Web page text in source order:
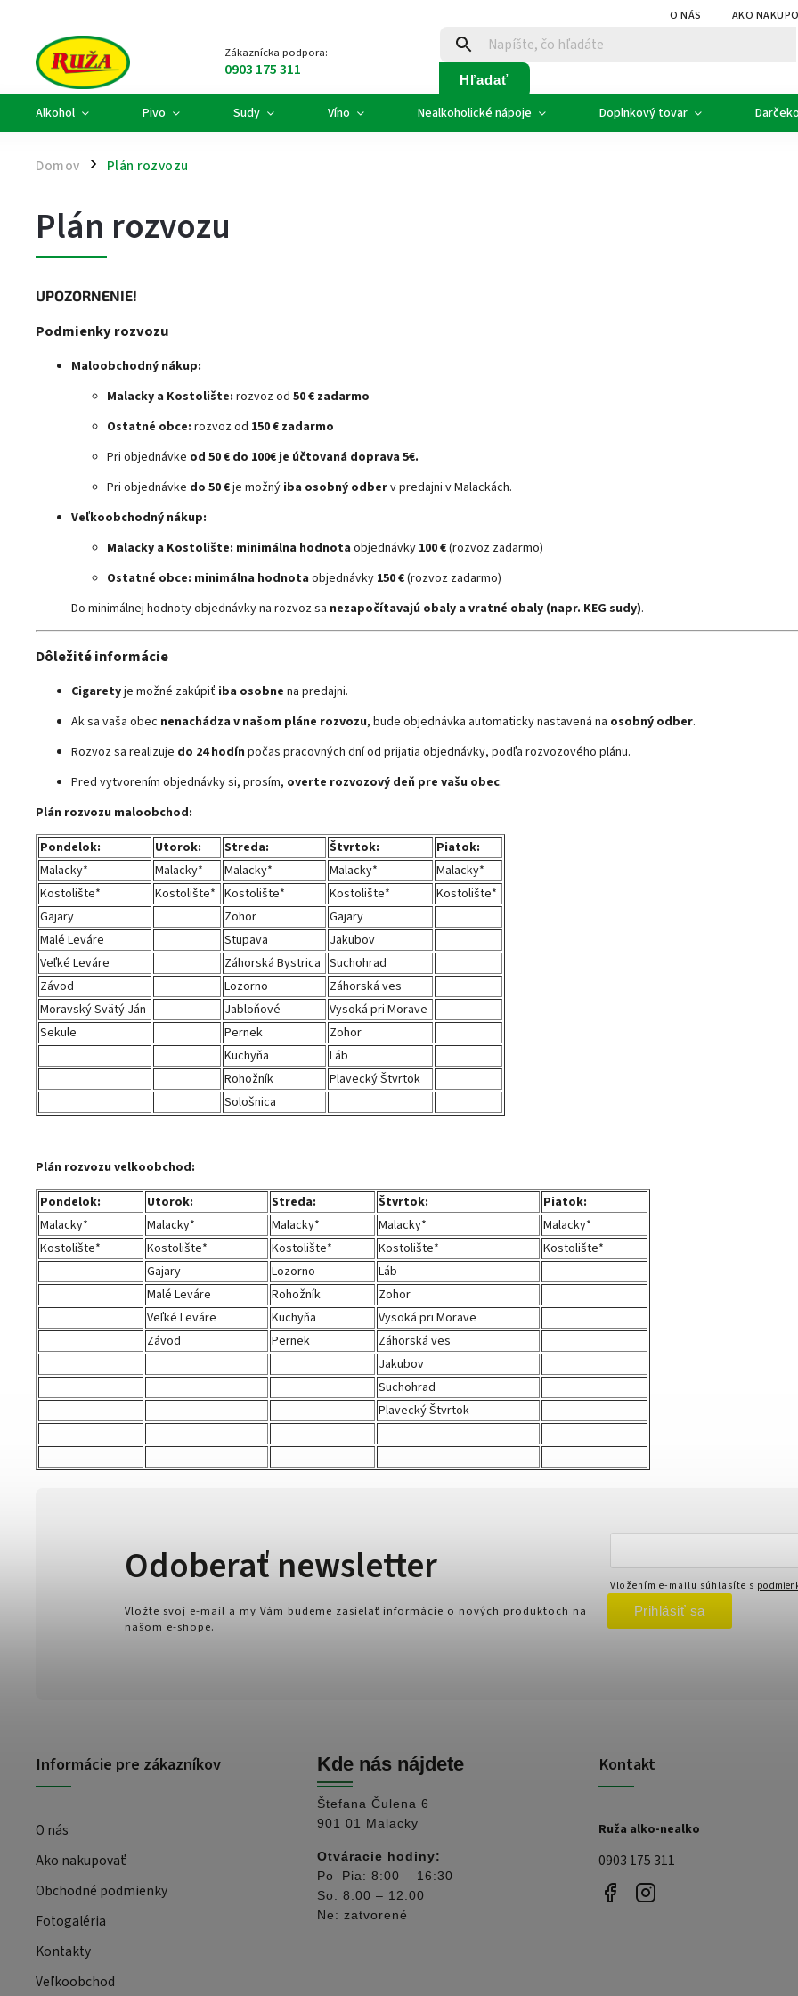
O NÁS AKO
Zákaznícka podpora:
0903 175 311 Hľadať
Alkohol Pivo Sudy Víno Nealkoholické nápoje Doplnkový tovar
Domov / Plán rozvozu
Plán rozvozu
UPOZORNENIE!
Podmienky rozvozu
Maloobchodný nákup:
Malacky a Kostolište: rozvoz od 50 € zadarmo
Ostatné obce: rozvoz od 150 € zadarmo
Pri objednávke od 50 € do 100€ je účtovaná doprava 5€.
Pri objednávke do 50 €je možný iba osobný odberv predajni v Malackách.
Veľkoobchodný nákup:
Malacky a Kostolište: minimálna hodnota objednávky 100 €(rozvoz zadarmo)
Ostatné obce: minimálna hodnota objednávky 150 €(rozvoz zadarmo)
Do minimálnej hodnoty objednávky na rozvoz sa nezapočítavajú obaly a vratné obaly (napr. KEG sudy).
Dôležité informácie
Cigaretyje možné zakúpiť iba osobne na predajni.
Ak sa vaša obec nenachádza v našom pláne rozvozu, bude objednávka automaticky nastavená na osobný odber.
Rozvoz sa realizuje do 24 hodín počas pracovných dní od prijatia objednávky, podľa rozvozového plánu.
Pred vytvorením objednávky si, prosím, overte rozvozový deň pre vašu obec.
Plán rozvozu maloobchod:
Pondelok:
Utorok: Streda: Štvrtok:
Piatok:
Malacky*
Malacky* Malacky* Malacky*
Malacky*
Kostolište*
Kostolište* Kostolište* Kostolište*
Kostolište*
Gajary
Zohor
Gajary
Malé Leváre
Stupava
Jakubov
Veľké Leváre
Záhorská Bystrica Suchohrad
Závod
Lozorno
Záhorská ves
Moravský Svätý Ján
Jabloňové
Vysoká pri Morave
Sekule
Pernek
Zohor
Kuchyňa
Láb
Rohožník
Plavecký Štvrtok
Sološnica
Plán rozvozu velkoobchod:
Pondelok:
Utorok: Streda: Štvrtok:
Piatok:
Malacky*
Malacky* Malacky* Malacky*
Malacky*
Kostolište*
Kostolište* Kostolište* Kostolište*
Kostolište*
Gajary
Lozorno
Láb
Malé Leváre
Rohožník
Zohor
Veľké Leváre
Kuchyňa
Vysoká pri Morave
Závod
Pernek
Záhorská ves
Jakubov
Suchohrad
Plavecký Štvrtok
Odoberať newsletter
Vložte svoj e-mail a my Vám budeme zasielať informácie o nových produktoch na
našom e-shope.
Vložením e-mailu súhlasíte s
Prihlásiť sa
Informácie pre zákazníkov
O nás
Ako nakupovať
Obchodné podmienky
Fotogaléria
Kontakty
Veľkoobchod
Kde nás nájdete
Štefana Čulena 6
901 01 Malacky
Otváracie hodiny:
Po–Pia: 8:00 – 16:30
So: 8:00 – 12:00
Ne: zatvorené
Kontakt
Ruža alko-nealko
0903 175 311